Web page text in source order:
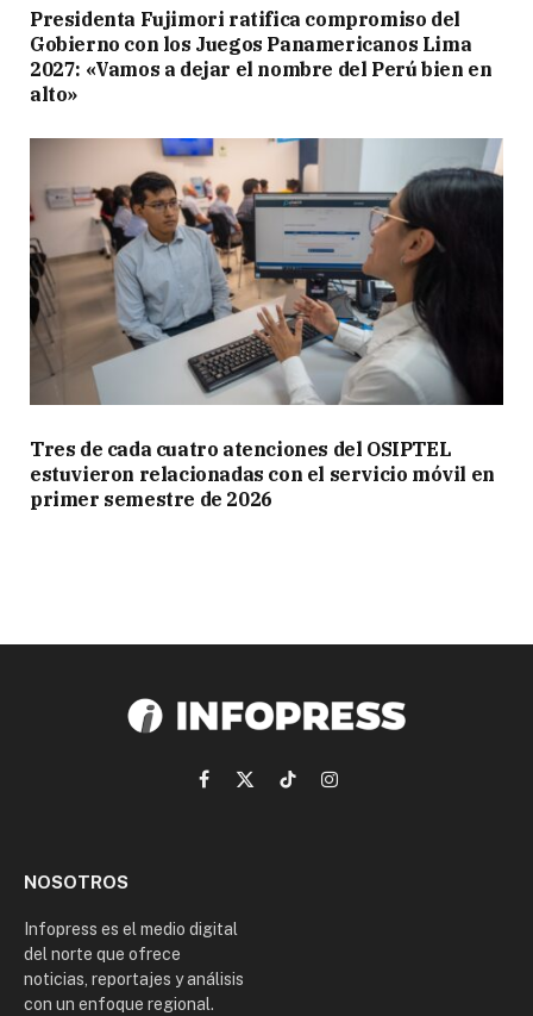
Presidenta Fujimori ratifica compromiso del
Gobierno con los Juegos Panamericanos Lima
2027: «Vamos a dejar el nombre del Perú bien en
alto»
Tres de cada cuatro atenciones del OSIPTEL
estuvieron relacionadas con el servicio móvil en
primer semestre de 2026
Facebook
X
TikTokInstagram
NOSOTROS
Infopress es el medio digital
del norte que ofrece
noticias, reportajes y análisis
con un enfoque regional.